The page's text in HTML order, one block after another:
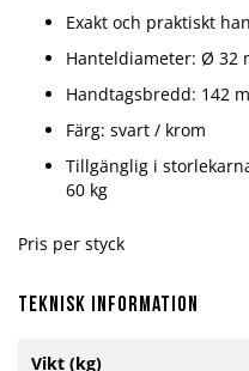
Exakt och praktiskt
Hanteldiameter: Ø 32
Handtagsbredd: 142
Färg: svart / krom
Tillgänglig i
60 kg
Pris per styck
Teknisk information
Vikt (kg)